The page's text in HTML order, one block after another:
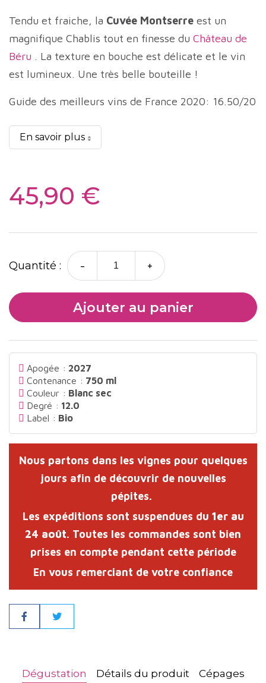
Tendu et fraiche, la Cuvée Montserre est un
magnifique Chablis tout en finesse du Château de
Béru . La texture en bouche est délicate et le vin
est lumineux. Une très belle bouteille !
Guide des meilleurs vins de France 2020: 16.50/20
En savoir plus
45,90 €
Quantité : - +
Ajouter au panier
Apogée : 2027
Contenance : 750 ml
Couleur : Blanc sec
Degré : 12.0
Label : Bio
Nous partons dans les vignes pour quelques
jours afin de découvrir de nouvelles
pépites.
Les expéditions sont suspendues du 1er au
24 août. Toutes les commandes sont bien
prises en compte pendant cette période
En vous remerciant de votre confiance
Partager
Dégustation Détails du produit
Cépages